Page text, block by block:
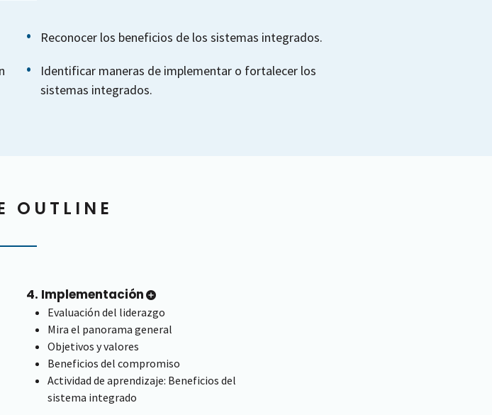
Reconocer los beneficios de los sistemas integrados.
Identificar maneras de implementar o fortalecer los
sistemas integrados.
OUTLINE
4. Implementación
Evaluación del liderazgo
Mira el panorama general
Objetivos y valores
Beneficios del compromiso
Actividad de aprendizaje: Beneficios del
sistema integrado